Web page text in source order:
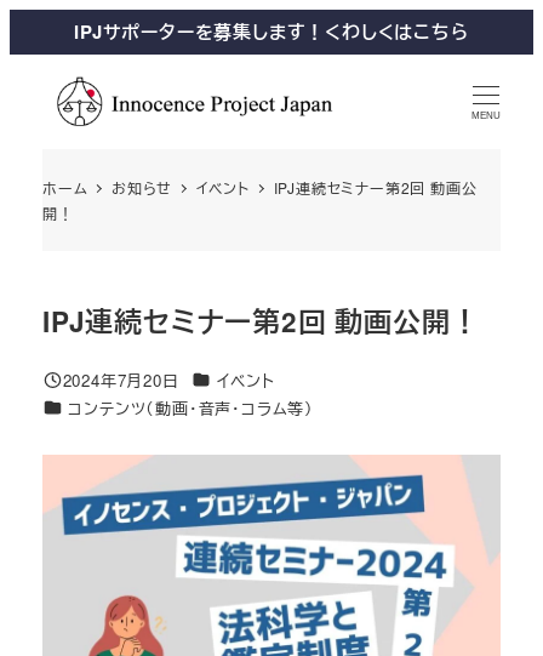
IPJサポーターを募集します！くわしくはこちら
MENU
ホーム お知らせ イベント
IPJ連続セミナー第2回 動画公
開！
IPJ連続セミナー第2回 動画公開！
2024年7月20日
イベント
コンテンツ（動画・音声・コラム等）